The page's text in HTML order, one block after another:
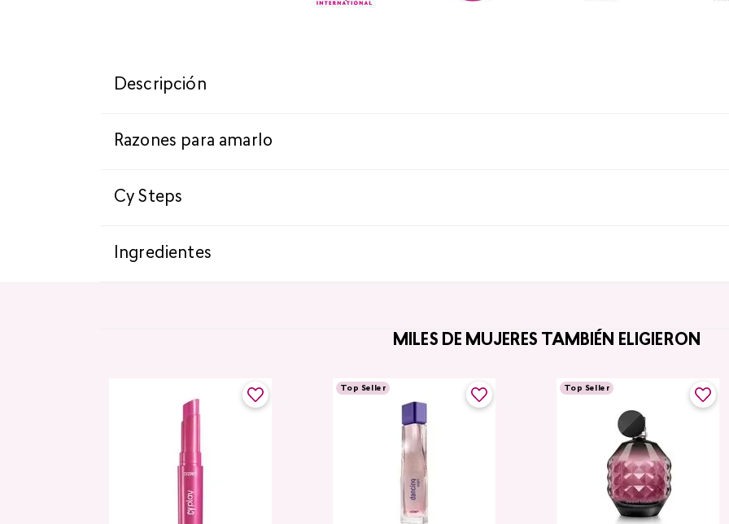
Descripción
Razones para amarlo
Cy Steps
Ingredientes
MILES DE MUJERES TAMBIÉN ELIGIERON
Top Seller Top Seller